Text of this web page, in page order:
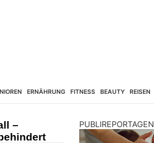
ERNÄHRUNG FITNESS BEAUTY REISEN
–
PUBLIREPORTAGEN